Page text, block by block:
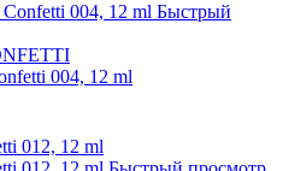
Быстрый
004, 12 ml